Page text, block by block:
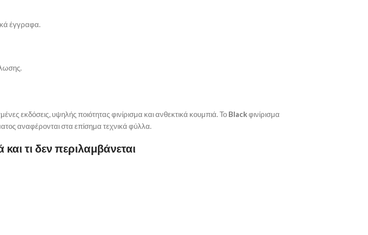
έγγραφα.
εκδόσεις, υψηλής ποιότητας φινίρισμα και ανθεκτικά κουμπιά. Το Blackφινίρισμα
αναφέρονται στα επίσημα τεχνικά φύλλα.
τι δεν περιλαμβάνεται